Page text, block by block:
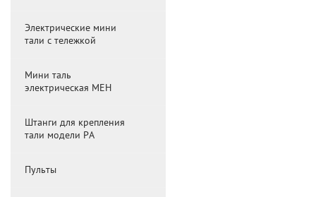
Электрические мини
тали с тележкой
Мини таль
электрическая МЕН
Штанги для крепления
тали модели РА
Пульты